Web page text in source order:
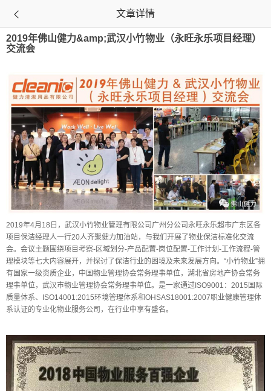
 文章详情
2019年佛山健力&amp;武汉小竹物业（永旺永乐项目经理）
交流会
2019年4月18日，武汉小竹物业管理有限公司广州分公司永旺永乐超市广东区各
项目保洁经理人一行20人齐聚健力加油站，与我们开展了物业保洁标准化交流
会。会议主题围绕项目考察-区域划分-产品配置-岗位配置-工作计划-工作流程-管
理模块等七大内容展开，并探讨了保洁行业的困境及未来发展方向。“小竹物业”拥
有国家一级资质企业，中国物业管理协会常务理事单位，湖北省房地产协会常务
理事单位，武汉市物业管理协会常务理事单位。是一家通过ISO9001：2015国际
质量体系、ISO14001:2015环境管理体系和OHSAS18001:2007职业健康管理体
系认证的专业化物业服务公司，在行业中享有盛名。